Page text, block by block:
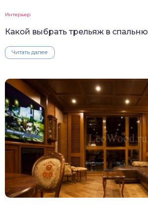
Интерьер
Какой выбрать трельяж в спальню
Читать далее